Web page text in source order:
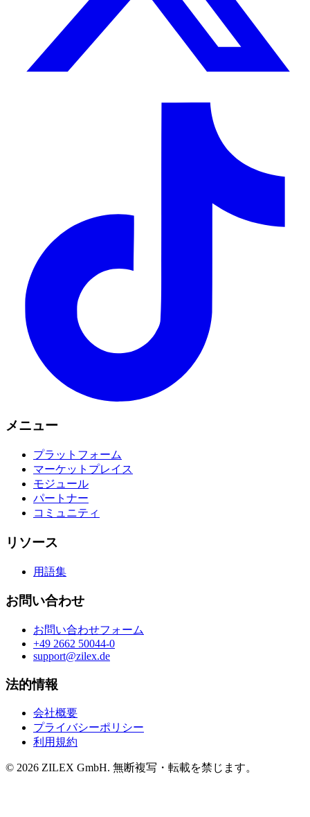
メニュー
プラットフォーム
マーケットプレイス
モジュール
パートナー
コミュニティ
リソース
用語集
お問い合わせ
お問い合わせフォーム
+49 2662 50044-0
support@zilex.de
法的情報
会社概要
プライバシーポリシー
利用規約
© 2026 ZILEX GmbH. 無断複写・転載を禁じます。